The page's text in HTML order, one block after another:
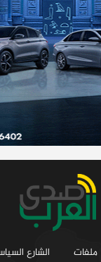
ملفات الشارع